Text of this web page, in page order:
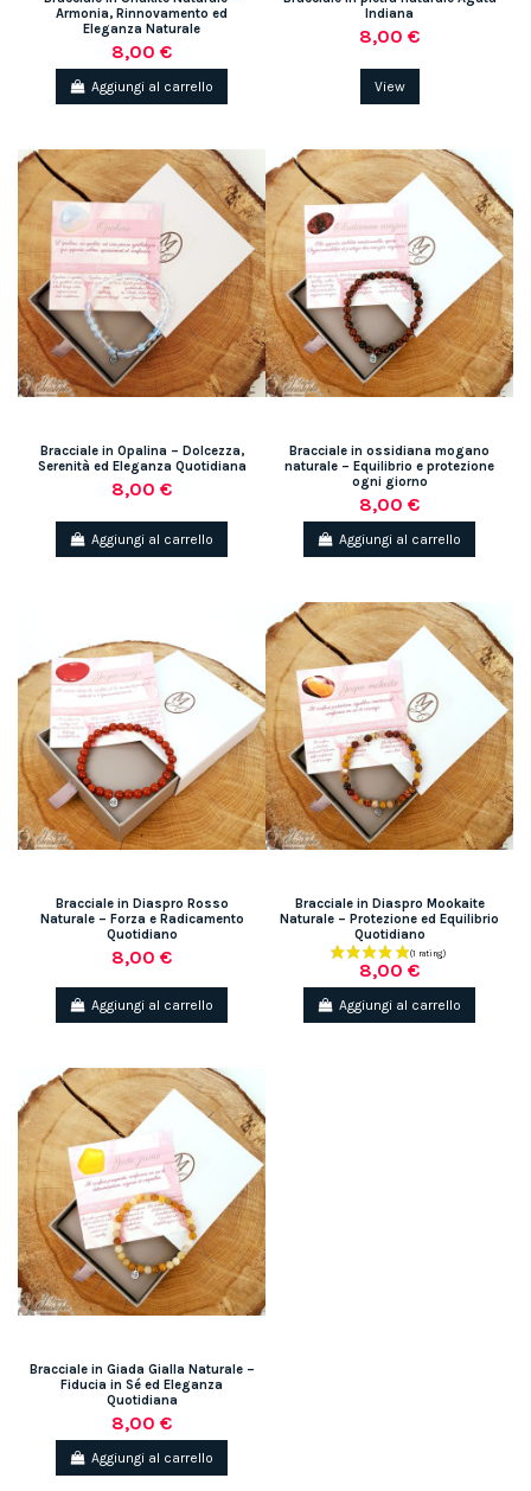
Armonia, Rinnovamento ed
Eleganza Naturale
8,00 €
Aggiungi al carrello
Indiana
8,00 €
View
Bracciale in Opalina – Dolcezza,
Serenità ed Eleganza Quotidiana
8,00 €
Aggiungi al carrello
Bracciale in ossidiana mogano
naturale – Equilibrio e protezione
ogni giorno
8,00 €
Aggiungi al carrello
Bracciale in Diaspro Rosso
Naturale – Forza e Radicamento
Quotidiano
8,00 €
Aggiungi al carrello
Bracciale in Diaspro Mookaite
Naturale – Protezione ed Equilibrio
Quotidiano
8,00 €
Aggiungi al carrello
Bracciale in Giada Gialla Naturale –
Fiducia in Sé ed Eleganza
Quotidiana
8,00 €
Aggiungi al carrello